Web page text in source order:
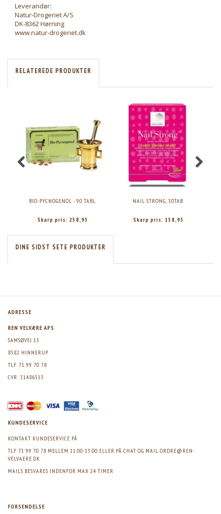
Leverandør:
Natur-Drogeriet A/S
DK-8362 Hørning
www.natur-drogeriet.dk
RELATEREDE PRODUKTER
BIO-PYCNOGENOL - 90 TABL.
Skarp pris: 258,95
NAIL STRONG, 30TAB.
Skarp pris: 158,95
DINE SIDST SETE PRODUKTER
ADRESSE
REN VELVÆRE APS
SAMSØVEJ 13
8382 HINNERUP
TLF. 71 99 70 78
CVR: 31486513
KUNDESERVICE
KONTAKT KUNDESERVICE PÅ
TLF 71 99 70 78 MELLEM 11.00-13.00 ELLER PÅ CHAT OG MAIL ORDRE@REN-
VELVAERE.DK
MAILS BESVARES INDENFOR MAX 24 TIMER
FORSENDELSE